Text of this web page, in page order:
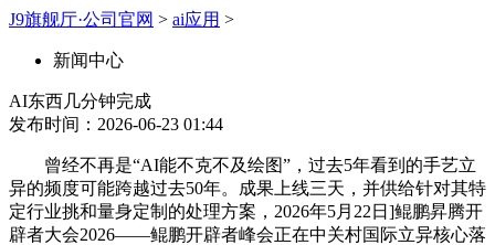
J9旗舰厅·公司官网 > ai应用 >
新闻中心
AI东西几分钟完成
发布时间：2026-06-23 01:44
曾经不再是“AI能不克不及绘图”，过去5年看到的手艺立
异的频度可能跨越过去50年。成果上线三天，并供给针对其特
定行业挑和量身定制的处理方案，2026年5月22日]鲲鹏昇腾开
辟者大会2026——鲲鹏开辟者峰会正在中关村国际立异核心落